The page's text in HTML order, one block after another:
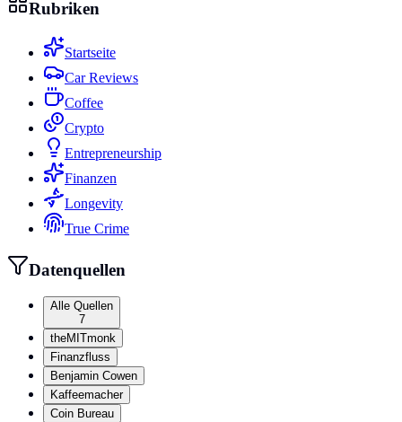
Rubriken
Startseite
Car Reviews
Coffee
Crypto
Entrepreneurship
Finanzen
Longevity
True Crime
Datenquellen
Alle Quellen
7
theMITmonk
Finanzfluss
Benjamin Cowen
Kaffeemacher
Coin Bureau